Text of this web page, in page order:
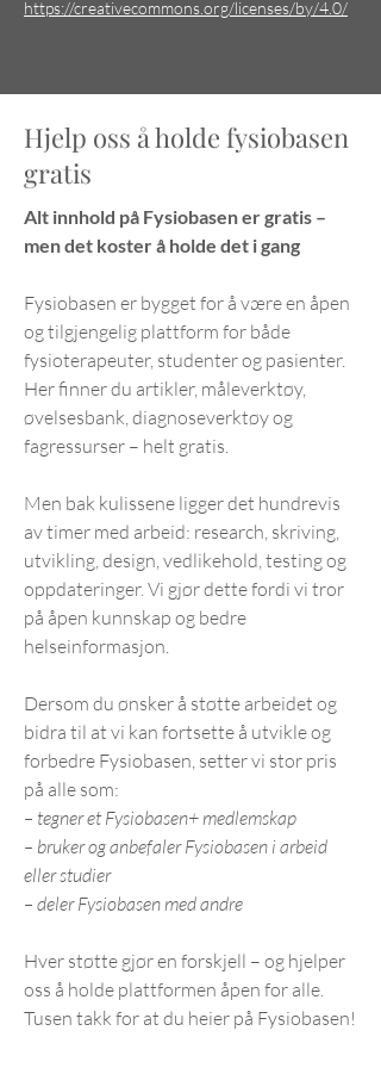
https://creativecommons.org/licenses/by/4.0/
Hjelp oss å holde fysiobasen
gratis
Alt innhold på Fysiobasen er gratis –
men det koster å holde det i gang
Fysiobasen er bygget for å være en åpen
og tilgjengelig plattform for både
fysioterapeuter, studenter og pasienter.
Her finner du artikler, måleverktøy,
øvelsesbank, diagnoseverktøy og
fagressurser – helt gratis.
Men bak kulissene ligger det hundrevis
av timer med arbeid: research, skriving,
utvikling, design, vedlikehold, testing og
oppdateringer. Vi gjør dette fordi vi tror
på åpen kunnskap og bedre
helseinformasjon.
Dersom du ønsker å støtte arbeidet og
bidra til at vi kan fortsette å utvikle og
forbedre Fysiobasen, setter vi stor pris
på alle som:
– tegner et Fysiobasen+ medlemskap
– bruker og anbefaler Fysiobasen i arbeid
eller studier
– deler Fysiobasen med andre
Hver støtte gjør en forskjell – og hjelper
oss å holde plattformen åpen for alle.
Tusen takk for at du heier på Fysiobasen!